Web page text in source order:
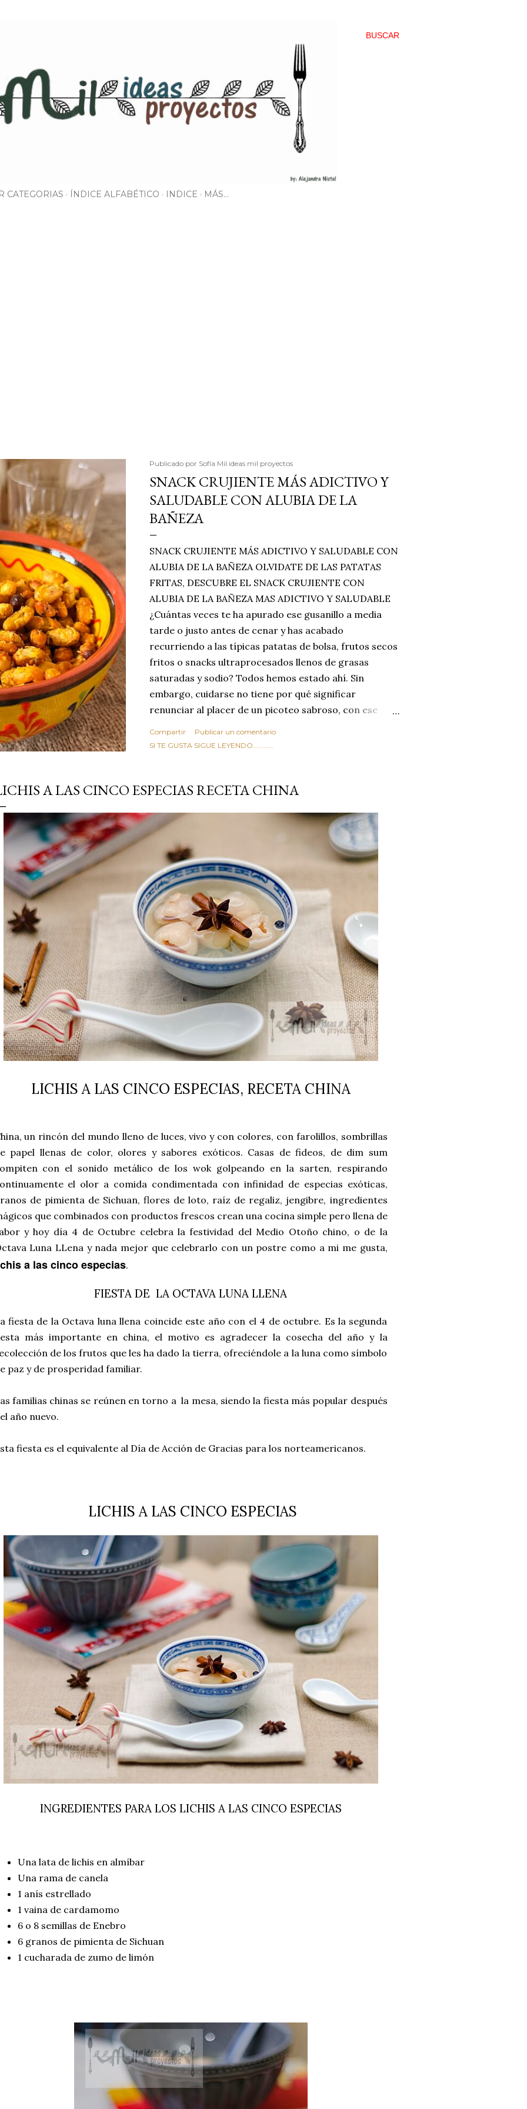
BUSCAR
CATEGORIAS ÍNDICE ALFABÉTICO INDICE MÁS…
Publicado por Sofía Mil ideas mil proyectos
SNACK CRUJIENTE MÁS ADICTIVO Y
SALUDABLE CON ALUBIA DE LA
BAÑEZA
SNACK CRUJIENTE MÁS ADICTIVO Y SALUDABLE CON
ALUBIA DE LA BAÑEZA OLVIDATE DE LAS PATATAS
FRITAS, DESCUBRE EL SNACK CRUJIENTE CON
ALUBIA DE LA BAÑEZA MAS ADICTIVO Y SALUDABLE
¿Cuántas veces te ha apurado ese gusanillo a media
tarde o justo antes de cenar y has acabado
recurriendo a las típicas patatas de bolsa, frutos secos
fritos o snacks ultraprocesados llenos de grasas
saturadas y sodio? Todos hemos estado ahí. Sin
embargo, cuidarse no tiene por qué significar
renunciar al placer de un picoteo sabroso, con ese
Estas alubias crujientes al horno van a cambiar por
tradicionales y copiosos de invierno. Con esta receta
ingrediente tan humilde como la alubia de La Bañeza
en un snack ligero, dorado, cargado de proteína y
100% natural. Es el sustituto perfecto a los frutos se...
Compartir
Publicar un comentario
SI TE GUSTA SIGUE LEYENDO............
A LAS CINCO ESPECIAS RECETA CHINA
LICHIS A LAS CINCO ESPECIAS, RECETA CHINA
un rincón del mundo lleno de luces, vivo y con colores, con farolillos, sombrillas
papel llenas de color, olores y sabores exóticos. Casas de fideos, de dim sum
con el sonido metálico de los wok golpeando en la sarten, respirando
el olor a comida condimentada con infinidad de especias exóticas,
de pimienta de Sichuan, flores de loto, raíz de regaliz, jengibre, ingredientes
que combinados con productos frescos crean una cocina simple pero llena de
y hoy día 4 de Octubre celebra la festividad del Medio Otoño chino, o de la
Luna LLena y nada mejor que celebrarlo con un postre como a mi me gusta,
a las cinco especias.
FIESTA DE LA OCTAVA LUNA LLENA
fiesta de la Octava luna llena coincide este año con el 4 de octubre. Es la segunda
más importante en china, el motivo es agradecer la cosecha del año y la
de los frutos que les ha dado la tierra, ofreciéndole a la luna como símbolo
paz y de prosperidad familiar.
familias chinas se reúnen en torno a la mesa, siendo la fiesta más popular después
año nuevo.
fiesta es el equivalente al Día de Acción de Gracias para los norteamericanos.
LICHIS A LAS CINCO ESPECIAS
INGREDIENTES PARA LOS LICHIS A LAS CINCO ESPECIAS
Una lata de lichis en almíbar
Una rama de canela
1 anís estrellado
1 vaina de cardamomo
6 o 8 semillas de Enebro
6 granos de pimienta de Sichuan
1 cucharada de zumo de limón